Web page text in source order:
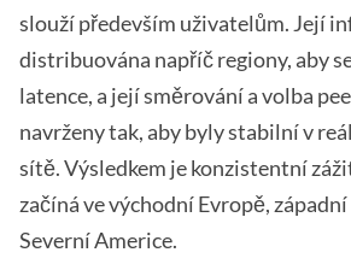
slouží především uživatelům. Její
distribuována napříč regiony, aby
latence, a její směrování a volba
navrženy tak, aby byly stabilní v
sítě. Výsledkem je konzistentní
začíná ve východní Evropě,
Severní Americe.